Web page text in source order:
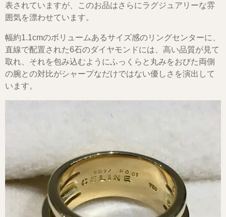
表されていますが、このお品はさらにラグジュアリーな雰
囲気を漂わせています。
幅約1.1cmのボリュームあるサイズ感のリングセンターに、
直線で配置された6石のダイヤモンドには、高い品質が見て
取れ、それを包み込むようにふっくらと丸みをおびた両側
の腕との対比がシャープなだけではない優しさを演出して
います。